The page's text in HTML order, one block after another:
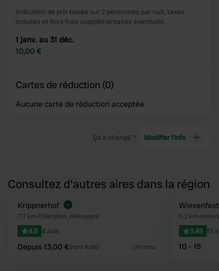
Indication de prix basée sur 2 personnes par nuit, taxes
incluses et hors frais supplémentaires éventuels.
1 janv. au 31 déc.
10,00 €
Cartes de réduction (0)
Aucune carte de réduction acceptée
Ça a changé ? Modifier l’info
Consultez d'autres aires dans la région
Préféré
Reserve maintenant
Krippnerhof
7,7 km•Thierstein, Allemagne
4.5 4 avis
Depuis 13,00 €(hors frais) Promu
5,2 km•
3.49 51
10 - 15